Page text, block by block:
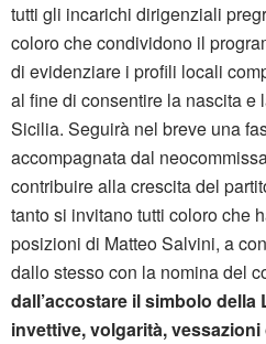
tutti gli incarichi dirigenziali
coloro che condividono il
di evidenziare i profili locali
al fine di consentire la nascita
Sicilia. Seguirà nel breve una
accompagnata dal
contribuire alla crescita del
tanto si invitano tutti coloro che
posizioni di Matteo Salvini, a
dallo stesso con la nomina del
dall’accostare il simbolo
invettive, volgarità,